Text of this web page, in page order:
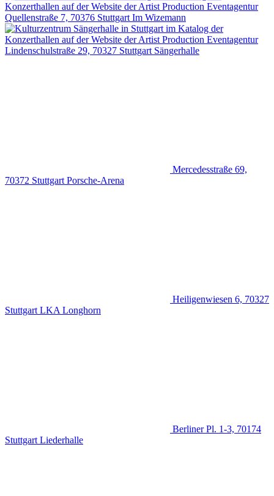
Quellenstraße 7, 70376 Stuttgart Im Wizemann
Lindenschulstraße 29, 70327 Stuttgart Sängerhalle
Mercedesstraße 69,
70372 Stuttgart Porsche-Arena
Heiligenwiesen 6, 70327
Stuttgart LKA Longhorn
Berliner Pl. 1-3, 70174
Stuttgart Liederhalle